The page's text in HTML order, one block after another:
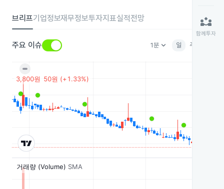
브리프기업정보재무정보투자지표실적전망
주요 이슈 1분keyboard_arrow_down 일 주
partner_exchange
함께투자